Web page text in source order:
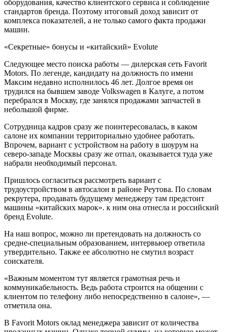
оборудования, качество клиентского сервиса и соблюдение
стандартов бренда. Поэтому итоговый доход зависит от
комплекса показателей, а не только самого факта продажи
машин.
«Секретные» бонусы и «китайский» Evolute
Следующее место поиска работы — дилерская сеть Favorit
Motors. По легенде, кандидату на должность по имени
Максим недавно исполнилось 46 лет. Долгое время он
трудился на бывшем заводе Volkswagen в Калуге, а потом
перебрался в Москву, где занялся продажами запчастей в
небольшой фирме.
Сотрудница кадров сразу же поинтересовалась, в каком
салоне их компании территориально удобнее работать.
Впрочем, вариант с устройством на работу в шоурум на
северо-западе Москвы сразу же отпал, оказывается туда уже
набрали необходимый персонал.
Пришлось согласиться рассмотреть вариант с
трудоустройством в автосалон в районе Реутова. По словам
рекрутера, продавать будущему менеджеру там предстоит
машины «китайских марок». к ним она отнесла и российский
бренд Evolute.
На наш вопрос, можно ли претендовать на должность со
средне-специальным образованием, интервьюер ответила
утвердительно. Также ее абсолютно не смутил возраст
соискателя.
«Важным моментом тут является грамотная речь и
коммуникабельность. Ведь работа строится на общении с
клиентом по телефону либо непосредственно в салоне», —
отметила она.
В Favorit Motors оклад менеджера зависит от количества